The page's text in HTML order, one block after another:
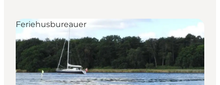
Feriehusbureauer